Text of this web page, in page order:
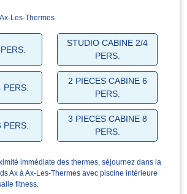
Les-Thermes
STUDIO CABINE 2/4
PERS.
PERS.
2 PIECES CABINE 6
PERS.
3 PIECES CABINE 8
PERS.
immédiate des thermes, séjournez dans la
Ax à Ax-Les-Thermes avec piscine intérieure
fitness.